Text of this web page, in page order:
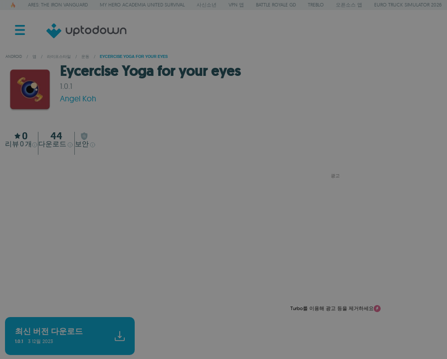
ARES: THE IRON VANGUARD MY HERO ACADEMIA UNITED SURVIVAL 사신소년 VPN 앱 BATTLE ROYALE GD TREBLO 오픈소스 앱 EURO TRUCK SIMULATOR 2026
ANDROID / 앱 / 라이프스타일 / 운동 / EYCERCISE YOGA FOR YOUR EYES
Eycercise Yoga for your eyes
1.0.1
Angel Koh
0
리뷰0 개
44
다운로드 보안
광고
Turbo를 이용해 광고 등을 제거하세요
최신 버전 다운로드
1.0.1 3 12월 2023